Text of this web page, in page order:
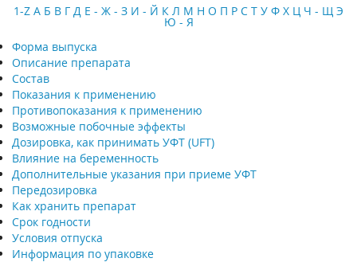
1-Z А Б В Г Д Е - Ж - З И - Й К Л М Н О П Р С Т У Ф Х Ц Ч - Щ Э
Ю - Я
Форма выпуска
Описание препарата
Состав
Показания к применению
Противопоказания к применению
Возможные побочные эффекты
Дозировка, как принимать УФТ (UFT)
Влияние на беременность
Дополнительные указания при приеме УФТ
Передозировка
Как хранить препарат
Срок годности
Условия отпуска
Информация по упаковке